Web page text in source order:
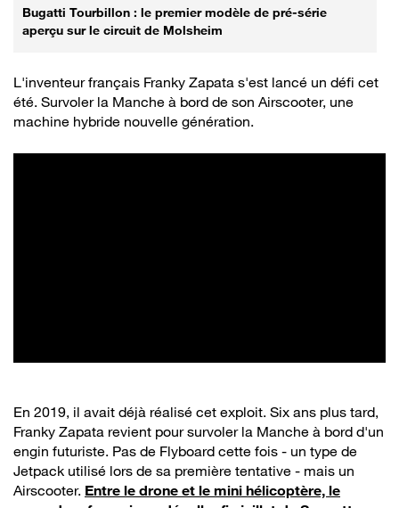
Bugatti Tourbillon : le premier modèle de pré-série
aperçu sur le circuit de Molsheim
L'inventeur français Franky Zapata s'est lancé un défi cet
été. Survoler la Manche à bord de son Airscooter, une
machine hybride nouvelle génération.
En 2019, il avait déjà réalisé cet exploit. Six ans plus tard,
Franky Zapata revient pour survoler la Manche à bord d'un
engin futuriste. Pas de Flyboard cette fois - un type de
Jetpack utilisé lors de sa première tentative - mais un
Airscooter. Entre le drone et le mini hélicoptère, le